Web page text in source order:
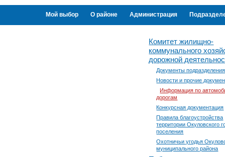
Мой выбор О районе Администрация
Комитет жилищно-
коммунального
дорожной
Документы подразделения
Новости и прочие
Информация по
дорогам
Конкурсная документация
Правила благоустройства
территории Окуловского
поселения
Охотничьи угодья
муниципального района